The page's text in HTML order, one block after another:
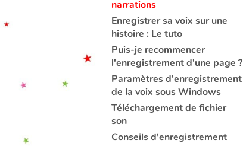
narrations
Enregistrer sa voix sur une
histoire : Le tuto
Puis-je recommencer
l'enregistrement d'une page ?
Paramètres d'enregistrement
de la voix sous Windows
Téléchargement de fichier
son
Conseils d'enregistrement